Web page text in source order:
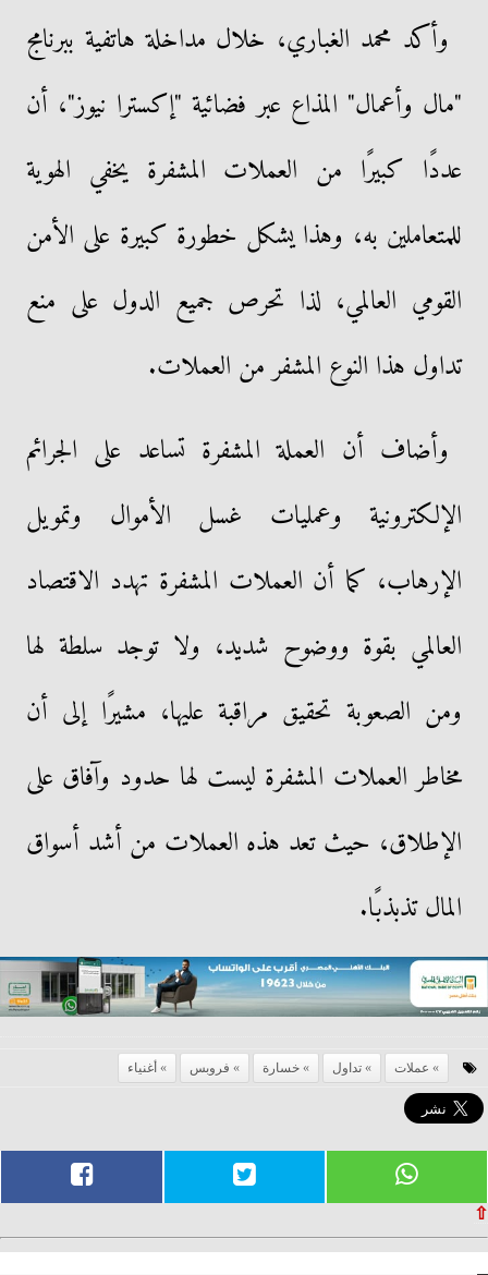
وأكد محمد الغباري، خلال مداخلة هاتفية ببرنامج
"مال وأعمال" المذاع عبر فضائية "إكسترا نيوز"، أن
عددًا كبيرًا من العملات المشفرة يخفي الهوية
للمتعاملين به، وهذا يشكل خطورة كبيرة على الأمن
القومي العالمي، لذا تحرص جميع الدول على منع
تداول هذا النوع المشفر من العملات.
وأضاف أن العملة المشفرة تساعد على الجرائم
الإلكترونية وعمليات غسل الأموال وتمويل
الإرهاب، كما أن العملات المشفرة تهدد الاقتصاد
العالمي بقوة ووضوح شديد، ولا توجد سلطة لها
ومن الصعوبة تحقيق مراقبة عليها، مشيرًا إلى أن
مخاطر العملات المشفرة ليست لها حدود وآفاق على
الإطلاق، حيث تعد هذه العملات من أشد أسواق
المال تذبذبًا.
عملات تداول خسارة فروبس أغنياء
⇧